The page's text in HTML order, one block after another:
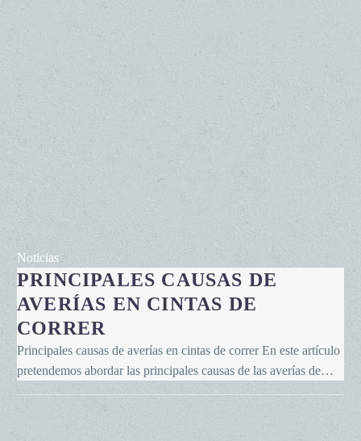
Principales
causas
de
en
cintas
de
correr
Noticias
PRINCIPALES CAUSAS DE
AVERÍAS EN CINTAS DE
CORRER
Principales causas de averías en cintas de correr En este artículo
pretendemos abordar las principales causas de las averías de…